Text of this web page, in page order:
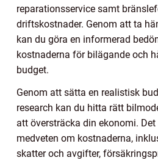
reparationsservice samt
driftskostnader. Genom att ta
kan du göra en informerad
kostnaderna för bilägande och
budget.
Genom att sätta en realistisk
research kan du hitta rätt
att översträcka din ekonomi.
medveten om kostnaderna,
skatter och avgifter,